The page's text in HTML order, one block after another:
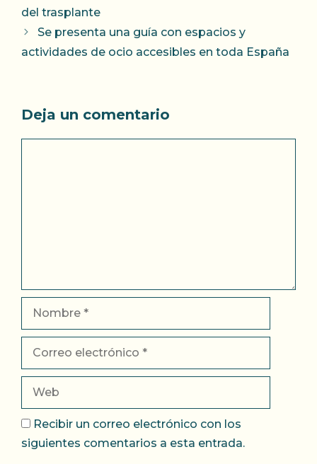
del trasplante
Se presenta una guía con espacios y
actividades de ocio accesibles en toda España
Deja un comentario
electrónico
Recibir un correo electrónico con los
siguientes comentarios a esta entrada.